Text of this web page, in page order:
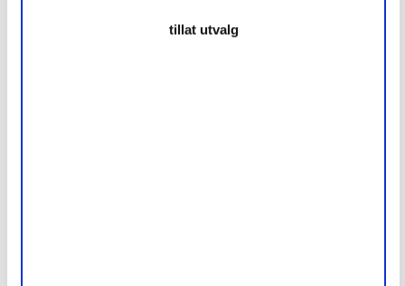
tillat utvalg